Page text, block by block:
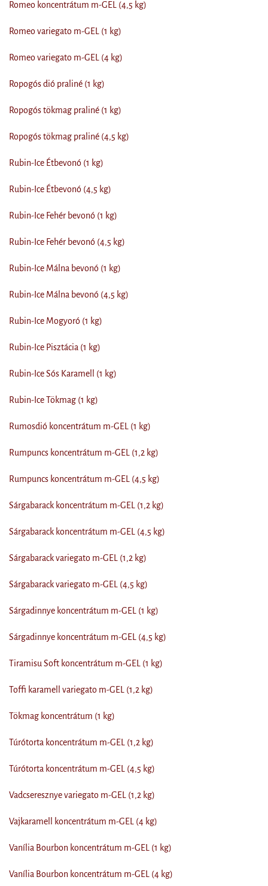
Romeo koncentrátum m-GEL (4,5 kg)
Romeo variegato m-GEL (1 kg)
Romeo variegato m-GEL (4 kg)
Ropogós dió praliné (1 kg)
Ropogós tökmag praliné (1 kg)
Ropogós tökmag praliné (4,5 kg)
Rubin-Ice Étbevonó (1 kg)
Rubin-Ice Étbevonó (4,5 kg)
Rubin-Ice Fehér bevonó (1 kg)
Rubin-Ice Fehér bevonó (4,5 kg)
Rubin-Ice Málna bevonó (1 kg)
Rubin-Ice Málna bevonó (4,5 kg)
Rubin-Ice Mogyoró (1 kg)
Rubin-Ice Pisztácia (1 kg)
Rubin-Ice Sós Karamell (1 kg)
Rubin-Ice Tökmag (1 kg)
Rumosdió koncentrátum m-GEL (1 kg)
Rumpuncs koncentrátum m-GEL (1,2 kg)
Rumpuncs koncentrátum m-GEL (4,5 kg)
Sárgabarack koncentrátum m-GEL (1,2 kg)
Sárgabarack koncentrátum m-GEL (4,5 kg)
Sárgabarack variegato m-GEL (1,2 kg)
Sárgabarack variegato m-GEL (4,5 kg)
Sárgadinnye koncentrátum m-GEL (1 kg)
Sárgadinnye koncentrátum m-GEL (4,5 kg)
Tiramisu Soft koncentrátum m-GEL (1 kg)
Toffi karamell variegato m-GEL (1,2 kg)
Tökmag koncentrátum (1 kg)
Túrótorta koncentrátum m-GEL (1,2 kg)
Túrótorta koncentrátum m-GEL (4,5 kg)
Vadcseresznye variegato m-GEL (1,2 kg)
Vajkaramell koncentrátum m-GEL (4 kg)
Vanília Bourbon koncentrátum m-GEL (1 kg)
Vanília Bourbon koncentrátum m-GEL (4 kg)